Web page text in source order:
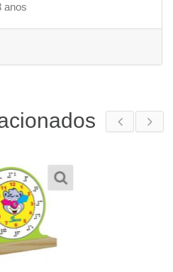
anos